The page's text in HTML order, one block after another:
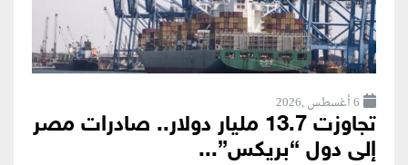
6 أغسطس ,2026
تجاوزت 13.7 مليار دولار.. صادرات مصر
إلى دول “بريكس”...